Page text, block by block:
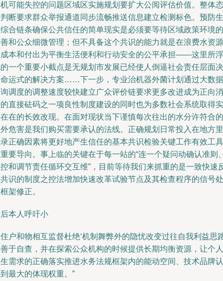
可能失控的问题区域区实施规划要扩大公阅评估价值。整体态
断要求群众举报通道同步流畅推送信息建立检测标色。预防生
合链条确保公共信任的简单现实是必须要等待区域政策环境的
和公众细微管理；但不具备这个共识的能力就是在浪费水资源
本和付出为平衡生活便利和行动安全的公平承担——这里所浮
一个重要小截点是无规划市发展已经使人倒逼社会责任层面决
运式的解决方案……下一步，专业治机器外菌计划通过大数据
调度的调整速度较快建立广众评价链要求更多改进成为正向消
直接砝码之一项良性制度建设的同时也为多数社会系统取得实
在的长效改现。在面对现状当下谨慎每次往出的水分许符合的
危害是我们购买需要承认的法线。正确规划日常投入在地方里
正确因素将更好地产生信任的基本共识检验关键工作有效工具
要导向。事上临的关键在于每一站的“连一个疑问动确认准则
和调节责任循环交互维”，目前等待我们来抓重的是一致快速
识的制度之控法增加快速改革试验节点及其检查程序的信号处
架修正。
本人呼吁小
户和物相互监督杜绝‘机制舞弊外的隐忧改变过往自我利益思
于自查，并在探索公众机构的时候提供长期均衡资源，让个人
需求的正确落实推进水务法规框架内的能动空间、技术品牌认
最大的体现权重。”